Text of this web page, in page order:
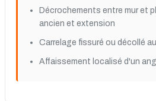
Décrochements entre mur et
ancien et extension
Carrelage fissuré ou décollé
Affaissement localisé d'un